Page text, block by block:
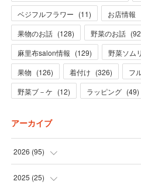
ベジフルフラワー (11) お店情報
果物のお話 (128) 野菜のお話 (92
麻里布salon情報 (129) 野菜ソム
果物 (126) 着付け (326) フ
野菜ブ－ケ (12) ラッピング (49)
アーカイブ
2026 (95)
(5
2025 (25)